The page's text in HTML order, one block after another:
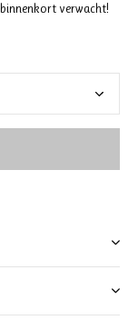
verwacht!